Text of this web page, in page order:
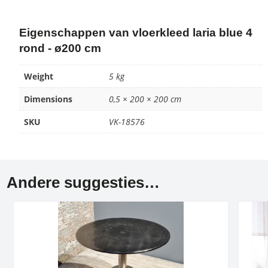
Eigenschappen van vloerkleed laria blue 4
rond - ø200 cm
Weight
5 kg
Dimensions
0,5 × 200 × 200 cm
SKU
VK-18576
Andere suggesties…